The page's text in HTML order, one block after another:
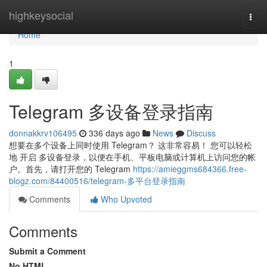
highkeysocial
Home
Home
1
Telegram 多设备登录指南
donnakkrv106495 336 days ago News
Discuss
想要在多个设备上同时使用 Telegram？ 这非常容易！ 您可以轻松
地 开启 多设备登录，以便在手机、平板电脑或计算机上访问您的帐
户。首先，请打开您的 Telegram https://amieggms684366.free-
blogz.com/84400516/telegram-多平台登录指南
Comments
Who Upvoted
Comments
Submit a Comment